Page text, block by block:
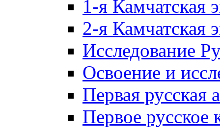
1-я Камчатская
2-я Камчатская
Исследование
Освоение и
Первая русская
Первое русское